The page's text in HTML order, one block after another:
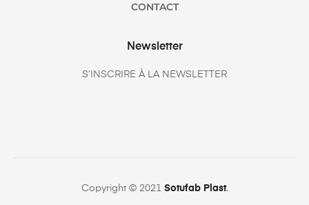
CONTACT
Newsletter
S’INSCRIRE À LA NEWSLETTER
Copyright © 2021 Sotufab Plast.